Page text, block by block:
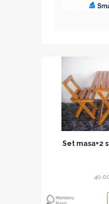
Set masa+2